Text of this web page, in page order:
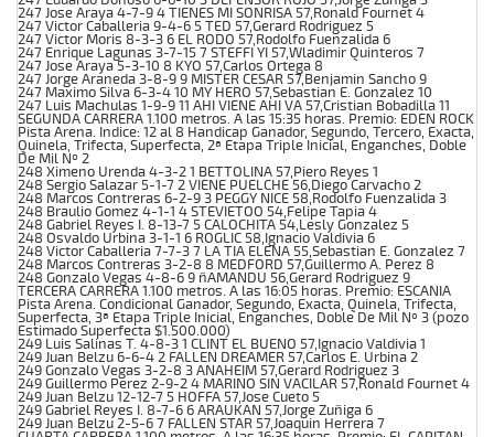
247 Jose Araya 4-7-9 4 TIENES MI SONRISA 57,Ronald Fournet 4
247 Victor Caballeria 9-4-6 5 TED 57,Gerard Rodriguez 5
247 Victor Moris 8-3-3 6 EL RODO 57,Rodolfo Fuenzalida 6
247 Enrique Lagunas 3-7-15 7 STEFFI YI 57,Wladimir Quinteros 7
247 Jose Araya 5-3-10 8 KYO 57,Carlos Ortega 8
247 Jorge Araneda 3-8-9 9 MISTER CESAR 57,Benjamin Sancho 9
247 Maximo Silva 6-3-4 10 MY HERO 57,Sebastian E. Gonzalez 10
247 Luis Machulas 1-9-9 11 AHI VIENE AHI VA 57,Cristian Bobadilla 11
SEGUNDA CARRERA 1.100 metros. A las 15:35 horas. Premio: EDEN ROCK
Pista Arena. Indice: 12 al 8 Handicap Ganador, Segundo, Tercero, Exacta,
Quinela, Trifecta, Superfecta, 2ª Etapa Triple Inicial, Enganches, Doble
De Mil Nº 2
248 Ximeno Urenda 4-3-2 1 BETTOLINA 57,Piero Reyes 1
248 Sergio Salazar 5-1-7 2 VIENE PUELCHE 56,Diego Carvacho 2
248 Marcos Contreras 6-2-9 3 PEGGY NICE 58,Rodolfo Fuenzalida 3
248 Braulio Gomez 4-1-1 4 STEVIETOO 54,Felipe Tapia 4
248 Gabriel Reyes I. 8-13-7 5 CALOCHITA 54,Lesly Gonzalez 5
248 Osvaldo Urbina 3-1-1 6 ROGLIC 58,Ignacio Valdivia 6
248 Victor Caballeria 7-7-3 7 LA TIA ELENA 55,Sebastian E. Gonzalez 7
248 Marcos Contreras 3-2-8 8 MEDFORD 57,Guillermo A. Perez 8
248 Gonzalo Vegas 4-8-6 9 ñAMANDU 56,Gerard Rodriguez 9
TERCERA CARRERA 1.100 metros. A las 16:05 horas. Premio: ESCANIA
Pista Arena. Condicional Ganador, Segundo, Exacta, Quinela, Trifecta,
Superfecta, 3ª Etapa Triple Inicial, Enganches, Doble De Mil Nº 3 (pozo
Estimado Superfecta $1.500.000)
249 Luis Salinas T. 4-8-3 1 CLINT EL BUENO 57,Ignacio Valdivia 1
249 Juan Belzu 6-6-4 2 FALLEN DREAMER 57,Carlos E. Urbina 2
249 Gonzalo Vegas 3-2-8 3 ANAHEIM 57,Gerard Rodriguez 3
249 Guillermo Perez 2-9-2 4 MARINO SIN VACILAR 57,Ronald Fournet 4
249 Juan Belzu 12-12-7 5 HOFFA 57,Jose Cueto 5
249 Gabriel Reyes I. 8-7-6 6 ARAUKAN 57,Jorge Zuñiga 6
249 Juan Belzu 2-5-6 7 FALLEN STAR 57,Joaquin Herrera 7